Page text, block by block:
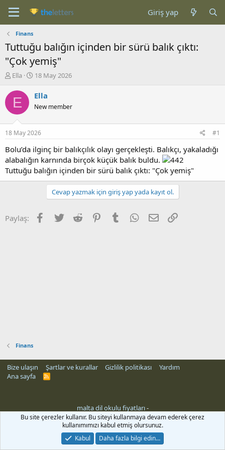
Giriş yap
Finans
Tuttuğu balığın içinden bir sürü balık çıktı:
"Çok yemiş"
K
n
b
u
u
b
a
l
a
t
Ella
B
ş
a
g
ı
ç
a
r
i
18 May 2026
E Ella
New member
18 May 2026 #1
Bolu’da ilginç bir balıkçılık olayı gerçekleşti. Balıkçı, yakaladığı
alabalığın karnında birçok küçük balık buldu.
Tuttuğu balığın içinden bir sürü balık çıktı: "Çok yemiş"
Cevap yazmak için giriş yap yada kayıt ol.
Paylaş: Facebook
Twitter Reddit PinterestTumblr WhatsApp
E-posta
Finans
Bize ulaşın Şartlar ve kurallar Gizlilik politikası
Yardım
Ana sayfa
R
malta dil okulu fiyatları-
Bu site çerezler kullanır. Bu siteyi kullanmaya devam ederek çerez
kullanımımızı kabul etmiş olursunuz.
Kabul
Daha fazla bilgi edin…